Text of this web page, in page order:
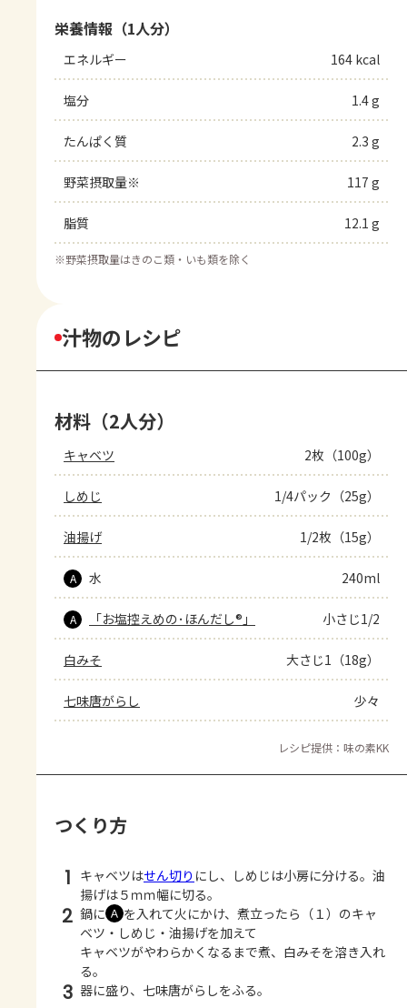
栄養情報（1人分）
エネルギー 164 kcal
塩分 1.4 g
たんぱく質 2.3 g
野菜摂取量※ 117 g
脂質 12.1 g
※野菜摂取量はきのこ類・いも類を除く
汁物のレシピ
材料（2人分）
キャベツ 2枚（100g）
しめじ 1/4パック（25g）
油揚げ 1/2枚（15g）
A 水 240ml
A 「お塩控えめの･ほんだし®」 小さじ1/2
白みそ 大さじ1（18g）
七味唐がらし 少々
レシピ提供：味の素KK
つくり方
1 キャベツはせん切り にし、しめじは小房に分ける。油
揚げは５ｍｍ幅に切る。
2 鍋に Ａ を入れて火にかけ、煮立ったら（１）のキャ
ベツ・しめじ・油揚げを加えて
キャベツがやわらかくなるまで煮、白みそを溶き入れ
る。
3 器に盛り、七味唐がらしをふる。